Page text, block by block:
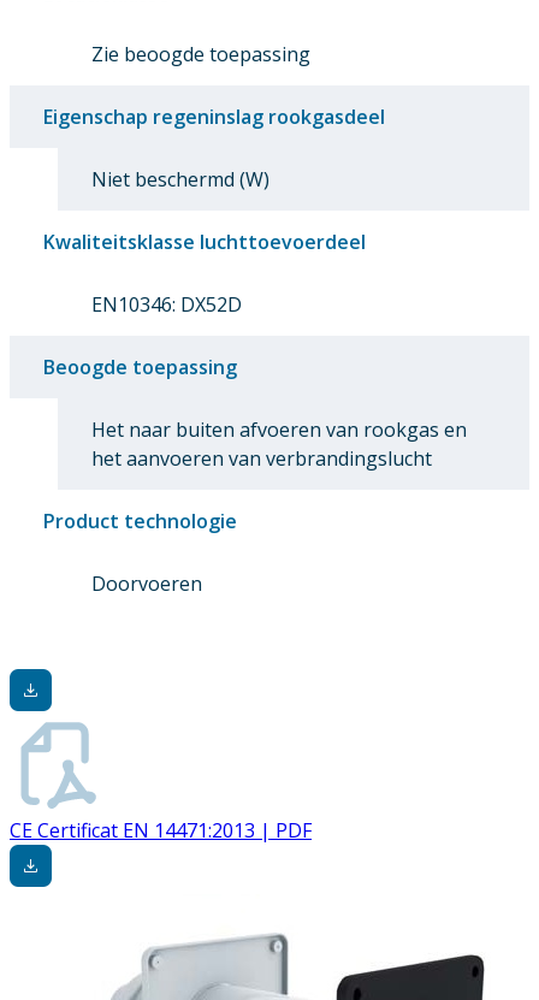
Zie beoogde toepassing
Eigenschap regeninslag rookgasdeel
Niet beschermd (W)
Kwaliteitsklasse luchttoevoerdeel
EN10346: DX52D
Beoogde toepassing
Het naar buiten afvoeren van rookgas en
het aanvoeren van verbrandingslucht
Product technologie
Doorvoeren
CE Certificat EN 14471:2013 | PDF